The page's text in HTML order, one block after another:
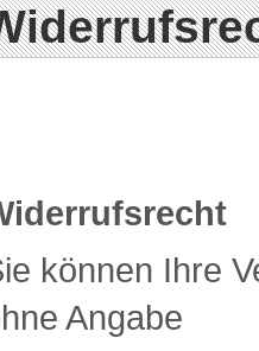
können Ihre
Angabe